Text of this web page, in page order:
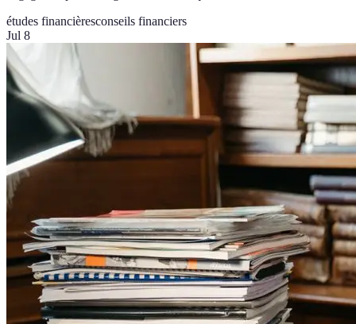
études financièresconseils financiers
Jul 8